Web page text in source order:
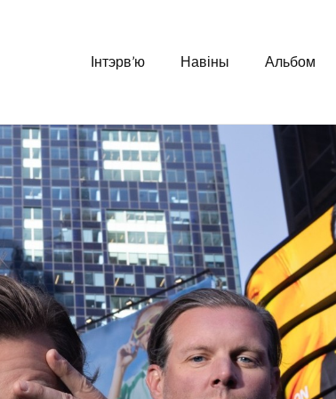
Інтэрв’ю Навіны Альбом